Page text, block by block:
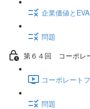
企業価値と
問題
第６４回 コーポレ
コーポレート
問題